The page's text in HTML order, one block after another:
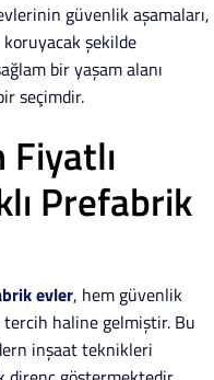
güvenlik aşamaları,
koruyacak şekilde
bir yaşam alanı
seçimdir.
Prefabrik
evler, hem güvenlik
tercih haline gelmiştir. Bu
inşaat teknikleri